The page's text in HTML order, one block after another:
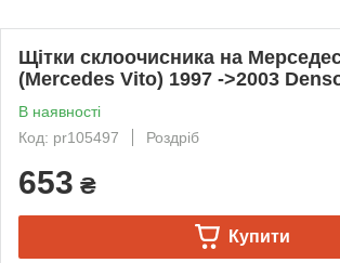
Щітки склоочисника на
(Mercedes Vito) 1997 ->2003
В наявності
Код: pr105497
Роздріб
653 ₴
Купити